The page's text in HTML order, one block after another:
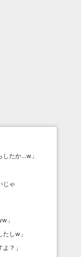
したか…w 」
じゃ
」
たしw 」
よ？ 」